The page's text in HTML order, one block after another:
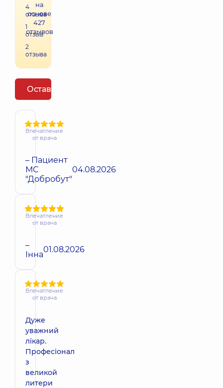
4
отзыва
1
отзыв
2
отзыва
на
основе
427
отзывов
Оставить отзыв
Впечатление
от врача
– Пациент
МС
"Добробут"
04.08.2026
Впечатление
от врача
–
Інна01.08.2026
Впечатление
от врача
Дуже
уважний
лікар.
Професіонал
з
великой
литери